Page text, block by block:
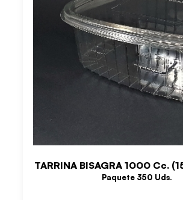
TARRINA BISAGRA 1000 Cc.
Paquete 350 Uds.